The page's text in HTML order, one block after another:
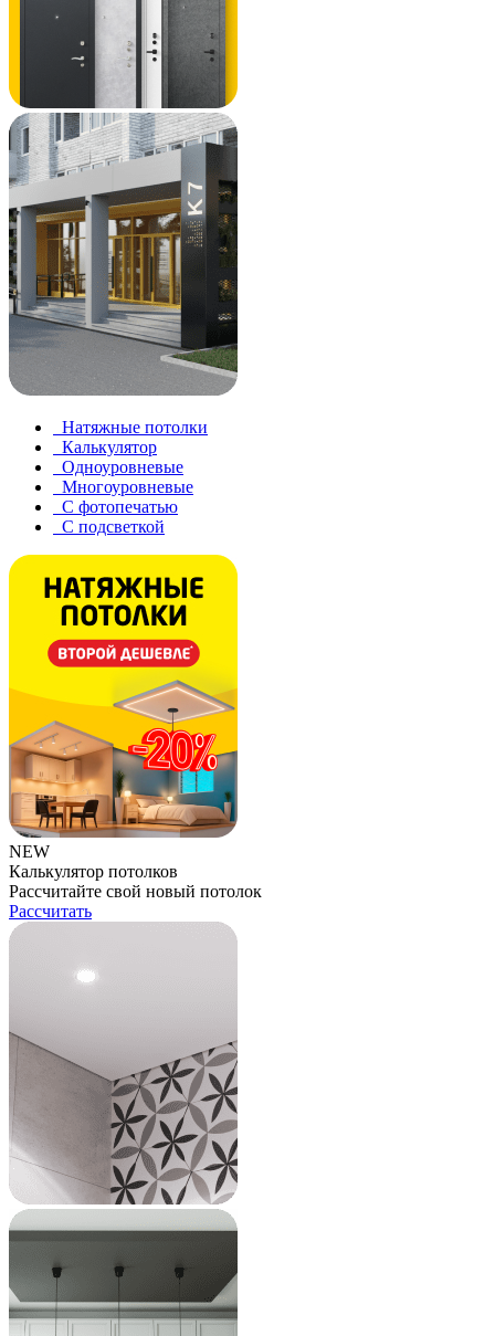
Натяжные потолки
Калькулятор
Одноуровневые
Многоуровневые
С фотопечатью
С подсветкой
NEW
Калькулятор потолков
Рассчитайте свой новый потолок
Рассчитать